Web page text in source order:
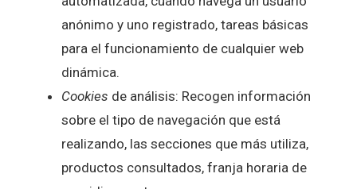
anónimo y uno registrado, tareas básicas
para el funcionamiento de cualquier web
dinámica.
Cookies de análisis: Recogen información
sobre el tipo de navegación que está
realizando, las secciones que más utiliza,
productos consultados, franja horaria de